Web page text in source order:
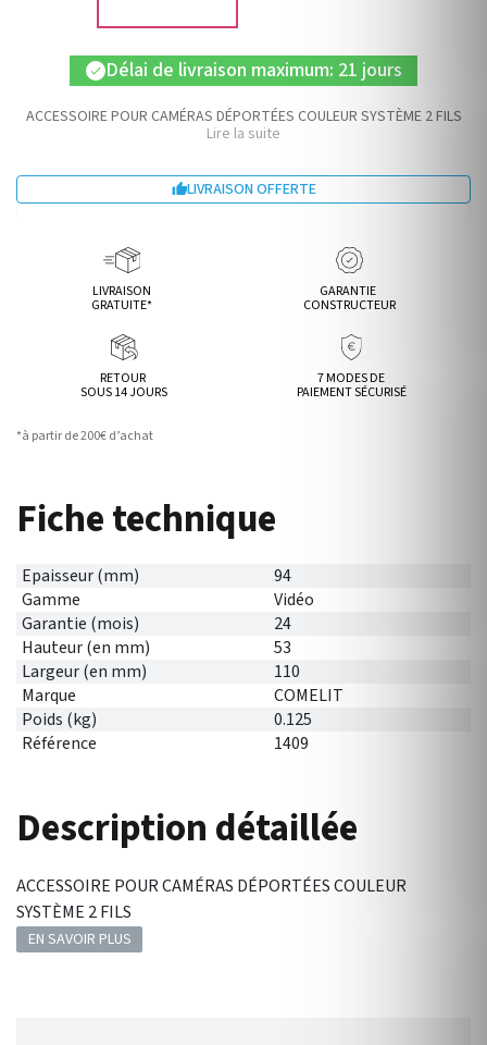
check Délai de livraison maximum: 21 jours
ACCESSOIRE POUR CAMÉRAS DÉPORTÉES COULEUR SYSTÈME 2 FILS
Lire la suite
LIVRAISON OFFERTE
LIVRAISON
GRATUITE*
GARANTIE
CONSTRUCTEUR
RETOUR
SOUS 14 JOURS
7 MODES DE
PAIEMENT SÉCURISÉ
*à partir de 200€ d’achat
Fiche technique
Epaisseur (mm)
94
Gamme
Vidéo
Garantie (mois)
24
Hauteur (en mm)
53
Largeur (en mm)
110
Marque
COMELIT
Poids (kg)
0.125
Référence
1409
Description détaillée
ACCESSOIRE POUR CAMÉRAS DÉPORTÉES COULEUR
SYSTÈME 2 FILS
EN SAVOIR PLUS